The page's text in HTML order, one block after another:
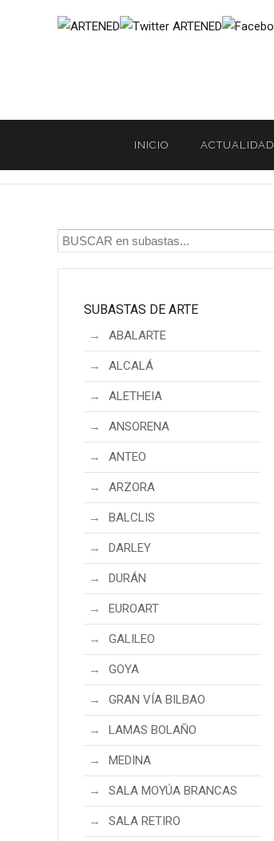
INICIO ACTUALIDAD
SUBASTAS DE ARTE
ABALARTE
ALCALÁ
ALETHEIA
ANSORENA
ANTEO
ARZORA
BALCLIS
DARLEY
DURÁN
EUROART
GALILEO
GOYA
GRAN VÍA BILBAO
LAMAS BOLAÑO
MEDINA
SALA MOYÚA BRANCAS
SALA RETIRO